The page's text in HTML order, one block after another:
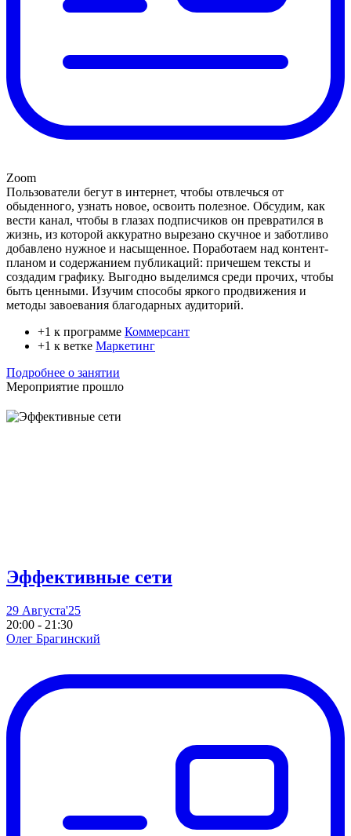
Zoom
Пользователи бегут в интернет, чтобы отвлечься от
обыденного, узнать новое, освоить полезное. Обсудим, как
вести канал, чтобы в глазах подписчиков он превратился в
жизнь, из которой аккуратно вырезано скучное и заботливо
добавлено нужное и насыщенное. Поработаем над контент-
планом и содержанием публикаций: причешем тексты и
создадим графику. Выгодно выделимся среди прочих, чтобы
быть ценными. Изучим способы яркого продвижения и
методы завоевания благодарных аудиторий.
+1 к программе Коммерсант
+1 к ветке Маркетинг
Подробнее о занятии
Мероприятие прошло
Эффективные сети
29 Августа'25
20:00 - 21:30
Олег Брагинский